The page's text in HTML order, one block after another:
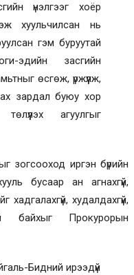
үнэлгээг хоёр
хуульчилсан нь
гэм буруутай
эдийн засгийн
өсгөж, үржүүлж,
зардал буюу хор
агуулгыг
зогсооход иргэн бүрийн
бусаар ан агнахгүй,
хадгалахгүй, худалдахгүй,
байхыг Прокурорын
Бидний ирээдүй